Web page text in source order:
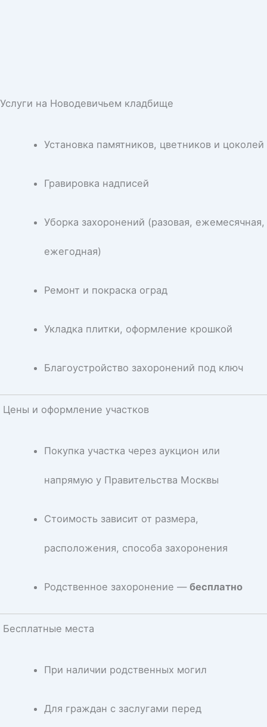
Услуги на Новодевичьем кладбище
Установка памятников, цветников и цоколей
Гравировка надписей
Уборка захоронений (разовая, ежемесячная,
ежегодная)
Ремонт и покраска оград
Укладка плитки, оформление крошкой
Благоустройство захоронений под ключ
Цены и оформление участков
Покупка участка через аукцион или
напрямую у Правительства Москвы
Стоимость зависит от размера,
расположения, способа захоронения
Родственное захоронение —бесплатно
Бесплатные места
При наличии родственных могил
Для граждан с заслугами перед